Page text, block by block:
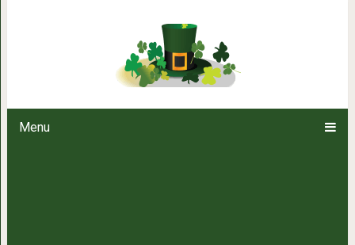
Menu
Парню сказали, что
одновременно. Он